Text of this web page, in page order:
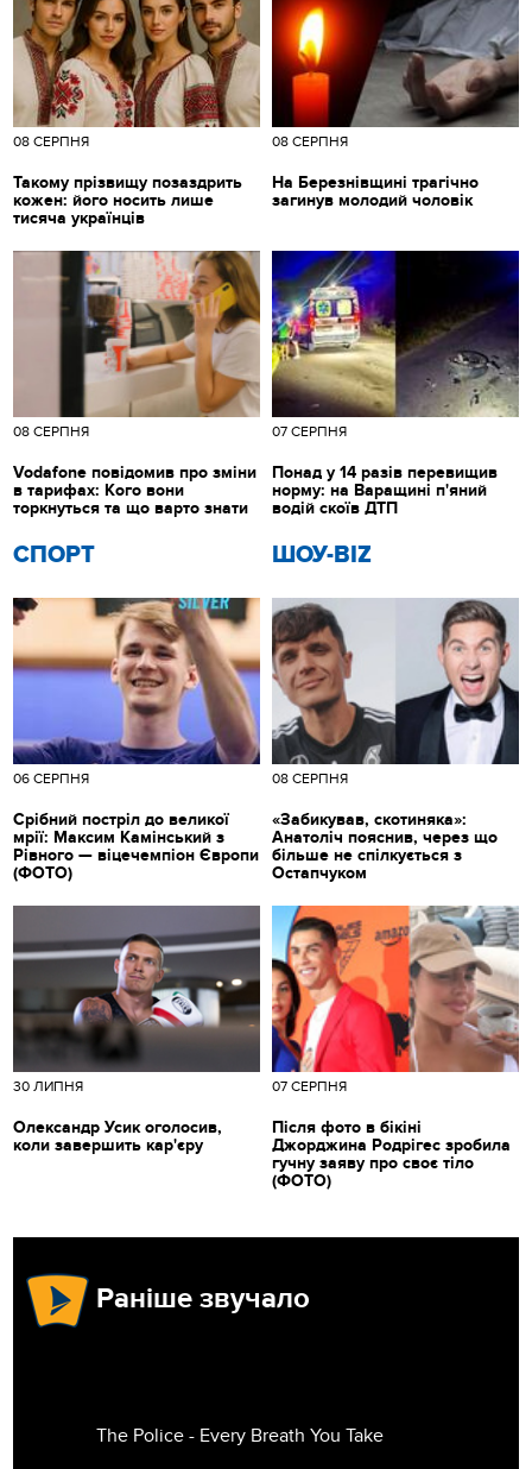
08 СЕРПНЯ
Такому прізвищу позаздрить
кожен: його носить лише
тисяча українців
08 СЕРПНЯ
На Березнівщині трагічно
загинув молодий чоловік
СПОРТ
06 СЕРПНЯ
Срібний постріл до великої
мрії: Максим Камінський з
Рівного — віцечемпіон Європи
(ФОТО)
ШОУ-BIZ
08 СЕРПНЯ
«Забикував, скотиняка»:
Анатоліч пояснив, через що
більше не спілкується з
Остапчуком
08 СЕРПНЯ
Vodafone повідомив про зміни
в тарифах: Кого вони
торкнуться та що варто знати
07 СЕРПНЯ
Понад у 14 разів перевищив
норму: на Варащині п'яний
водій скоїв ДТП
30 ЛИПНЯ
Олександр Усик оголосив,
коли завершить кар'єру
07 СЕРПНЯ
Після фото в бікіні
Джорджина Родрігес зробила
гучну заяву про своє тіло
(ФОТО)
Раніше звучало
The Police - Every Breath You Take